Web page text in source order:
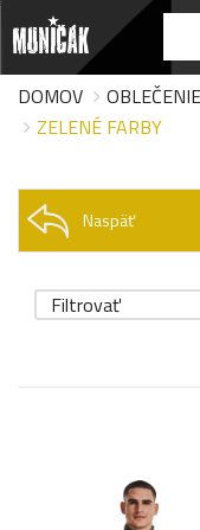
DOMOV
OBLEČENIE
ZELENÉ FARBY
Naspäť
Filtrovať